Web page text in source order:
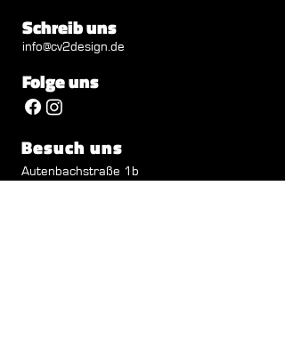
Schreib uns
info@cv2design.de
Folge uns
Besuch uns
Autenbachstraße 1b